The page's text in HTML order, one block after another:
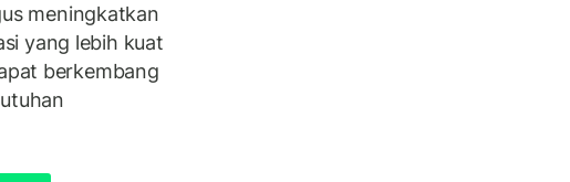
meningkatkan
yang lebih kuat
berkembang